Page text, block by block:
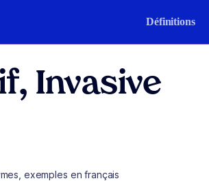
Définitions
Invasive
exemples en français